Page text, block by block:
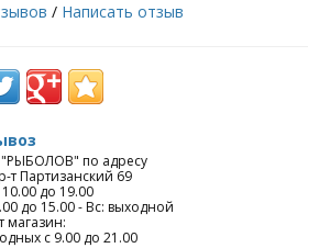
/ Написать отзыв
по адресу
т Партизанский 69
до 19.00
до 15.00 - Вс: выходной
магазин:
с 9.00 до 21.00